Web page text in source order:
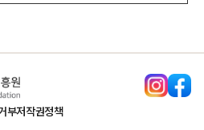
부저작권정책